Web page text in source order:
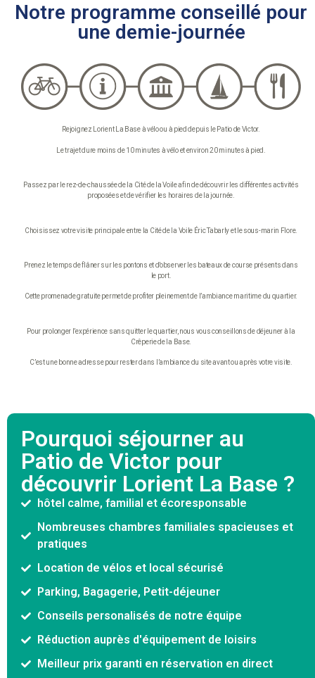
Notre programme conseillé pour
une demie-journée
Rejoignez Lorient La Base à vélo ou à pied depuis le Patio de Victor.
Le trajet dure moins de 10 minutes à vélo et environ 20 minutes à pied.
Passez par le rez-de-chaussée de la Cité de la Voile afin de découvrir les différentes activités
proposées et de vérifier les horaires de la journée.
Choisissez votre visite principale entre la Cité de la Voile Éric Tabarly et le sous-marin Flore.
Prenez le temps de flâner sur les pontons et d’observer les bateaux de course présents dans
le port.
Cette promenade gratuite permet de profiter pleinement de l’ambiance maritime du quartier.
Pour prolonger l’expérience sans quitter le quartier, nous vous conseillons de déjeuner à la
Crêperie de la Base.
C’est une bonne adresse pour rester dans l’ambiance du site avant ou après votre visite.
Pourquoi séjourner au
Patio de Victor pour
découvrir Lorient La Base ?
hôtel calme, familial et écoresponsable
Nombreuses chambres familiales spacieuses et
pratiques
Location de vélos et local sécurisé
Parking, Bagagerie, Petit-déjeuner
Conseils personalisés de notre équipe
Réduction auprès d'équipement de loisirs
Meilleur prix garanti en réservation en direct